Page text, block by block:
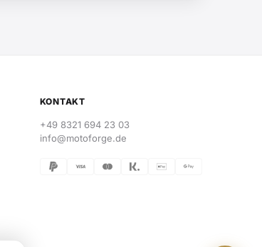
KONTAKT
+49 8321 694 23 03
info@motoforge.de